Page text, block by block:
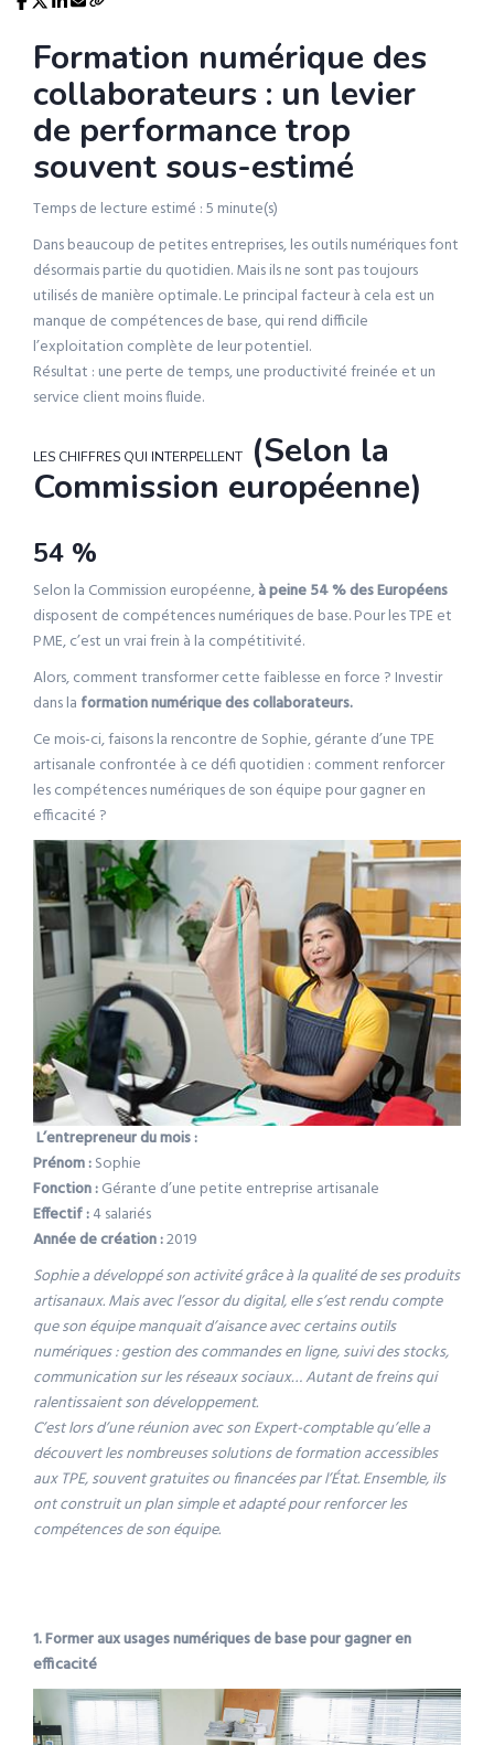
Formation numérique des
collaborateurs : un levier
de performance trop
souvent sous-estimé
Temps de lecture estimé : 5 minute(s)
Dans beaucoup de petites entreprises, les outils numériques font
désormais partie du quotidien. Mais ils ne sont pas toujours
utilisés de manière optimale. Le principal facteur à cela est un
manque de compétences de base, qui rend difficile
l’exploitation complète de leur potentiel.
Résultat : une perte de temps, une productivité freinée et un
service client moins fluide.
LES CHIFFRES QUI INTERPELLENT
(Selon la
Commission européenne)
54 %
Selon la Commission européenne,à peine 54 % des Européens
disposent de compétences numériques de base. Pour les TPE et
PME, c’est un vrai frein à la compétitivité.
Alors, comment transformer cette faiblesse en force ? Investir
dans la formation numérique des collaborateurs.
Ce mois-ci, faisons la rencontre de Sophie, gérante d’une TPE
artisanale confrontée à ce défi quotidien : comment renforcer
les compétences numériques de son équipe pour gagner en
efficacité ?
L’entrepreneur du mois :
Prénom :Sophie
Fonction :Gérante d’une petite entreprise artisanale
Effectif :4 salariés
Année de création :2019
Sophie a développé son activité grâce à la qualité de ses produits
artisanaux. Mais avec l’essor du digital, elle s’est rendu compte
que son équipe manquait d’aisance avec certains outils
numériques : gestion des commandes en ligne, suivi des stocks,
communication sur les réseaux sociaux… Autant de freins qui
ralentissaient son développement.
C’est lors d’une réunion avec son Expert-comptable qu’elle a
découvert les nombreuses solutions de formation accessibles
aux TPE, souvent gratuites ou financées par l’État. Ensemble, ils
ont construit un plan simple et adapté pour renforcer les
compétences de son équipe.
1. Former aux usages numériques de base pour gagner en
efficacité